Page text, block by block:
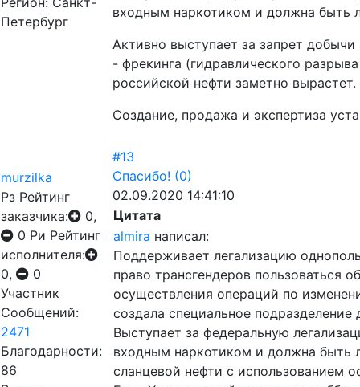
Петербург
входным наркотиком и должна быть
Активно выступает за запрет
- фрекинга (гидравлического
российской нефти заметно вырастет.
Создание, продажа и экспертиза
murzilka
Рз Рейтинг
заказчика:
0,
0 Ри Рейтинг
исполнителя:
0,
0
Участник
Сообщений:
2471
Благодарности:
86
#13
Спасибо! (0)
02.09.2020 14:41:10
Цитата
almira написал:
Поддерживает легализацию
право трансгендеров пользоваться
осуществления операций по
создала специальное
Выступает за федеральную
входным наркотиком и должна быть
сланцевой нефти с использованием